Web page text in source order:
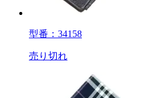
型番：34158
売り切れ